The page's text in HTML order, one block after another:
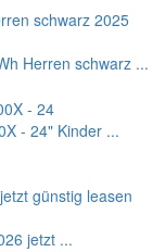
Herren schwarz ...
- 24" Kinder ...
jetzt ...